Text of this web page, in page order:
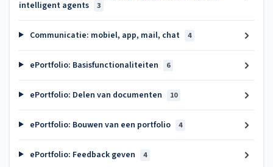
intelligent agents
3
Communicatie: mobiel, app, mail, chat 4
ePortfolio: Basisfunctionaliteiten 6
ePortfolio: Delen van documenten 10
ePortfolio: Bouwen van een portfolio 4
ePortfolio: Feedback geven 4